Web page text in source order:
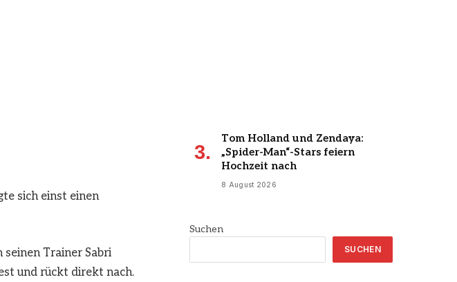
sich einst einen
Trainer Sabri
und rückt direkt nach.
Tom Holland und Zendaya:
„Spider-Man“-Stars feiern
Hochzeit nach
8 August 2026
Suchen
SUCHEN